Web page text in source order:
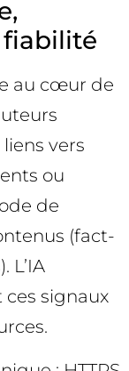
fiabilité
au cœur de
vers
ou
de
(fact-
L’IA
signaux